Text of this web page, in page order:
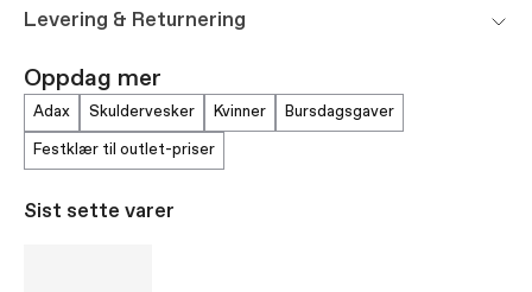
Levering & Returnering
Oppdag mer
adax skuldervesker kvinner
bursdagsgaver
festklær til outlet-priser
Sist sette varer